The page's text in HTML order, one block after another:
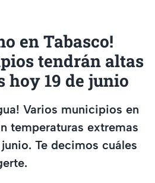
en Tabasco!
tendrán altas
hoy 19 de junio
Varios municipios en
temperaturas extremas
Te decimos cuáles